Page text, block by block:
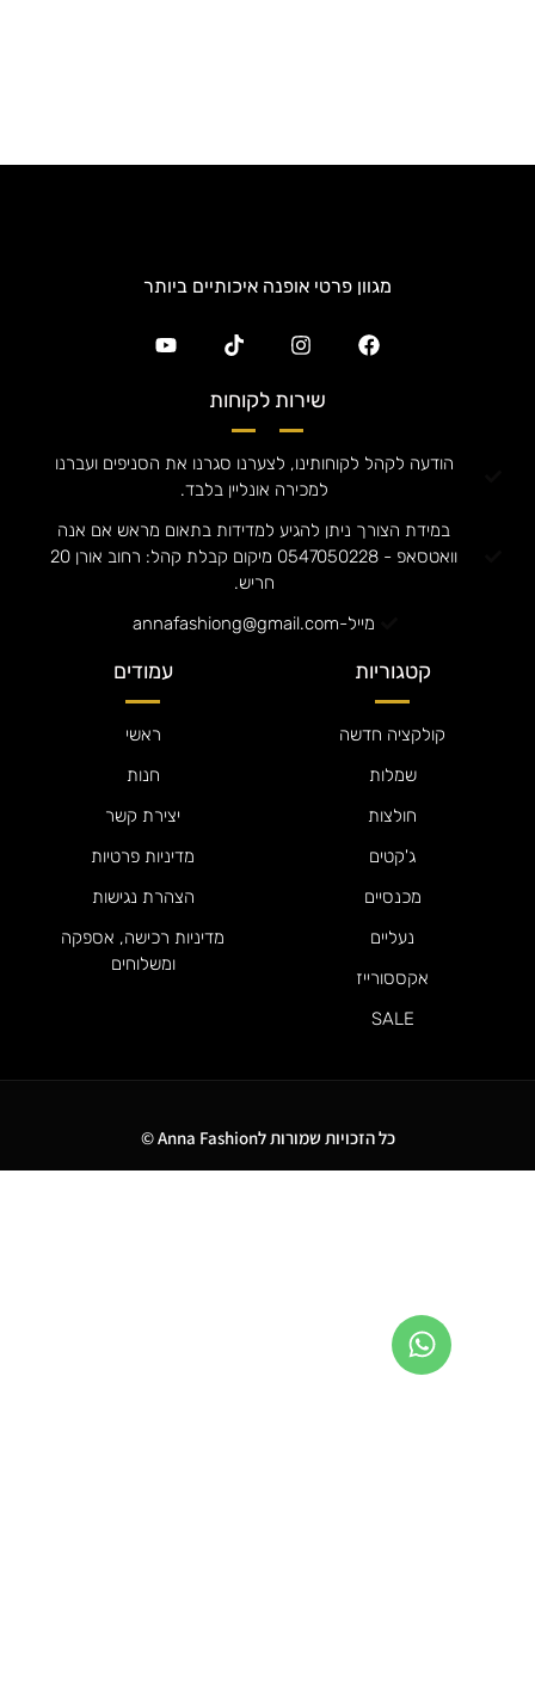
מגוון פרטי אופנה איכותיים ביותר
שירות לקוחות
הודעה לקהל לקוחותינו, לצערנו סגרנו את הסניפים ועברנו
למכירה אונליין בלבד.
במידת הצורך ניתן להגיע למדידות בתאום מראש אם אנה
וואטסאפ - 0547050228 מיקום קבלת קהל: רחוב אורן 20
קטגוריות
קולקציה חדשה
אקססורייז
עמודים
יצירת קשר
מדיניות פרטיות
הצהרת נגישות
מדיניות רכישה, אספקה
ומשלוחים
כל הזכויות שמורות לAnna Fashion ©